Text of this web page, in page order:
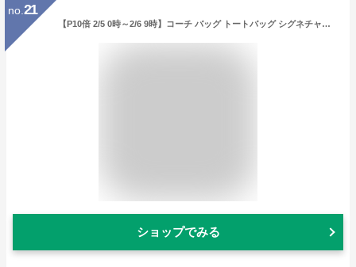
no. 21
【P10倍 2/5 0時～2/6 9時】コーチ バッグ トートバッグ シグネチャー レディース アウトレット COACH F67108
ショップでみる